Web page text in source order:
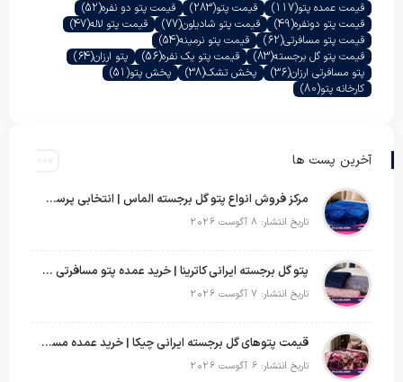
قیمت عمده پتو(117) قیمت پتو(283) قیمت پتو دو نفره(52)
قیمت پتو دونفره(49) قیمت پتو شادیلون(77) قیمت پتو لاله(47)
قیمت پتو مسافرتی(62) قیمت پتو نرمینه(54)
قیمت پتو گل برجسته(83) قیمت پتو یک نفره(56) پتو ارزان(64)
پتو مسافرتی ارزان(36) پخش تشک(38) پخش پتو(51)
کارخانه پتو(80)
آخرین پست ها
مرکز فروش انواع پتو گل برجسته الماس | انتخابی پرسود برای عمده‌فروشان
تاریخ انتشار: 8 آگوست 2026
پتو گل برجسته ایرانی کاترینا | خرید عمده پتو مسافرتی با قیمت تولیدی
تاریخ انتشار: 7 آگوست 2026
قیمت پتوهای گل برجسته ایرانی چیکا | خرید عمده مستقیم با سود بالا
تاریخ انتشار: 6 آگوست 2026